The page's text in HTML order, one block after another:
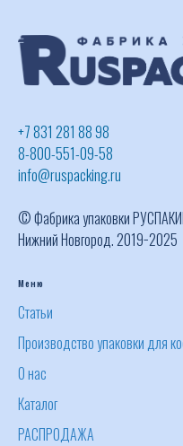
+7 831 281 88 98
8-800-551-09-58
info@ruspacking.ru
© Фабрика упаковки
Нижний Новгород. 2019−2025
Меню
Статьи
Производство упаковки для
О нас
Каталог
РАСПРОДАЖА